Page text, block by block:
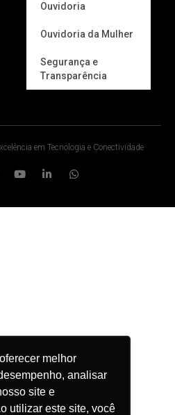
melhor
analisar
site e
utilizar este site, você
Ouvidoria
Ouvidoria da Mulher
Segurança e
Transparência
em Tecnologia e Conectividade